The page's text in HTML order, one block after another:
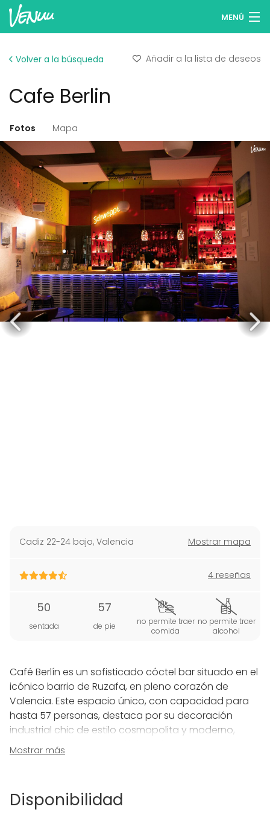
MENÚ
Publicar tu espacio
Volver a la búsqueda Añadir a la lista de deseos
Cafe Berlin
Fotos Mapa
Cadiz 22-24 bajo, Valencia Mostrar mapa
4 reseñas
50
sentada
57
de pie
no permite traer
comida
no permite traer
alcohol
Café Berlín es un sofisticado cóctel bar situado en el
icónico barrio de Ruzafa, en pleno corazón de
Valencia. Este espacio único, con capacidad para
hasta 57 personas, destaca por su decoración
industrial chic de estilo cosmopolita y moderno,
creando un ambiente cálido y elegante para
cualquier tipo de celebración o evento.
llevamos la experiencia de los combinados a otro
Mostrar más
Disponibilidad